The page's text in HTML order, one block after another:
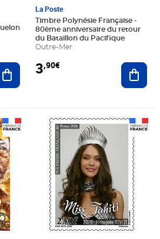
Ajouter au panier
La Poste
Timbre Polynésie Française -
80ème anniversaire du retour
du Bataillon du Pacifique
Outre-Mer
3,90€
Prix 1,93€